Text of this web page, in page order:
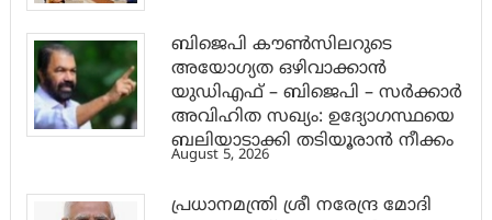
ബിജെപി കൗൺസിലറുടെ
അയോഗ്യത ഒഴിവാക്കാൻ
യുഡിഎഫ് – ബിജെപി – സർക്കാർ
അവിഹിത സഖ്യം: ഉദ്യോഗസ്ഥയെ
ബലിയാടാക്കി തടിയൂരാൻ നീക്കം
August 5, 2026
പ്രധാനമന്ത്രി ശ്രീ നരേന്ദ്ര മോദി